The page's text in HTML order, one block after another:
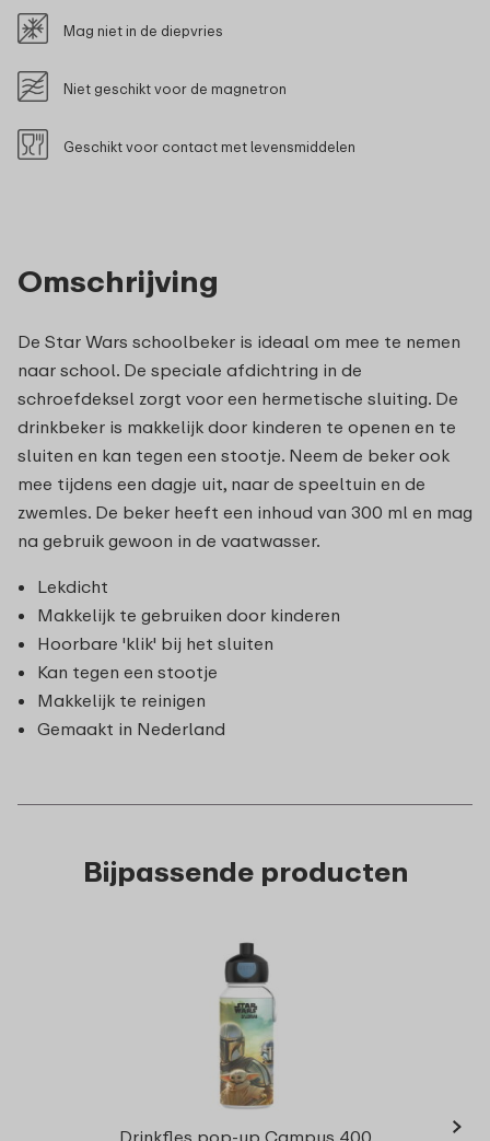
Omschrijving
De Star Wars schoolbeker is ideaal om mee te nemen
naar school. De speciale afdichtring in de
schroefdeksel zorgt voor een hermetische sluiting. De
drinkbeker is makkelijk door kinderen te openen en te
sluiten en kan tegen een stootje. Neem de beker ook
mee tijdens een dagje uit, naar de speeltuin en de
zwemles. De beker heeft een inhoud van 300 ml en mag
na gebruik gewoon in de vaatwasser.
Lekdicht
Makkelijk te gebruiken door kinderen
Hoorbare 'klik' bij het sluiten
Kan tegen een stootje
Makkelijk te reinigen
Gemaakt in Nederland
Mag niet in de diepvries
Niet geschikt voor de magnetron
Geschikt voor contact met levensmiddelen
Bijpassende producten
›